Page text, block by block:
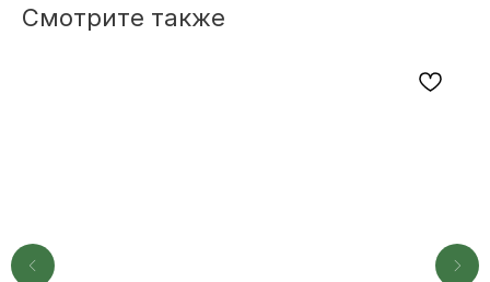
Смотрите также
С ВЫБОРОМ?